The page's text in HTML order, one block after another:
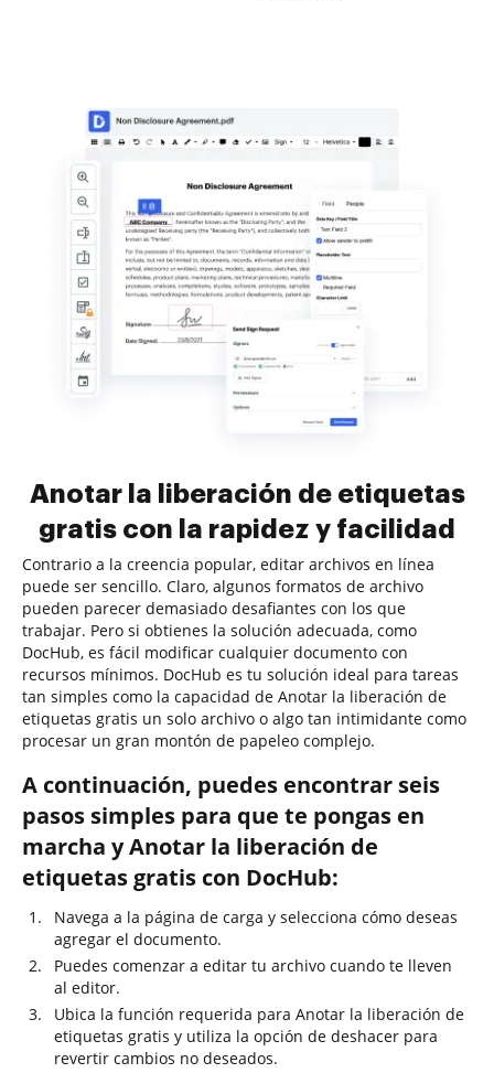
Anotar la liberación de etiquetas
gratis con la rapidez y facilidad
Contrario a la creencia popular, editar archivos en línea
puede ser sencillo. Claro, algunos formatos de archivo
pueden parecer demasiado desafiantes con los que
trabajar. Pero si obtienes la solución adecuada, como
DocHub, es fácil modificar cualquier documento con
recursos mínimos. DocHub es tu solución ideal para tareas
tan simples como la capacidad de Anotar la liberación de
etiquetas gratis un solo archivo o algo tan intimidante como
procesar un gran montón de papeleo complejo.
A continuación, puedes encontrar seis
pasos simples para que te pongas en
marcha y Anotar la liberación de
etiquetas gratis con DocHub:
Navega a la página de carga y selecciona cómo deseas
agregar el documento.
Puedes comenzar a editar tu archivo cuando te lleven
al editor.
Ubica la función requerida para Anotar la liberación de
etiquetas gratis y utiliza la opción de deshacer para
revertir cambios no deseados.